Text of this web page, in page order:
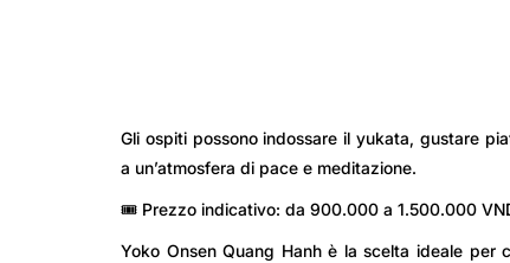
Gli ospiti possono indossare il yukata, gustare
a un’atmosfera di pace e meditazione.
🎟️ Prezzo indicativo: da 900.000 a 1.500.000
Yoko Onsen Quang Hanh è la scelta ideale per